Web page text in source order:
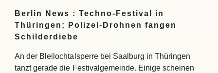
Berlin News : Techno-Festival in
Thüringen: Polizei-Drohnen fangen
Schilderdiebe
An der Bleilochtalsperre bei Saalburg in Thüringen
tanzt gerade die Festivalgemeinde. Einige scheinen